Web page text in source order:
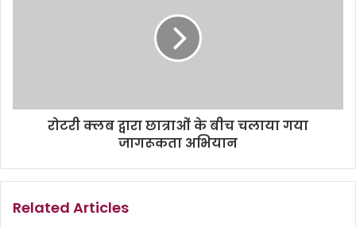
रोटरी क्लब द्वारा छात्राओं के बीच चलाया गया
जागरूकता अभियान
Related Articles